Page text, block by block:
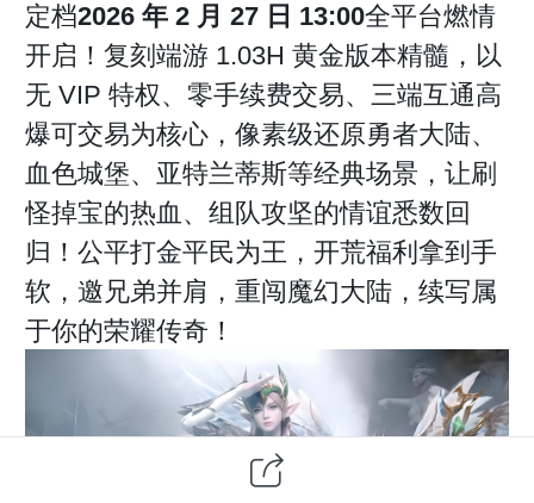
定档2026 年 2 月 27 日 13:00全平台燃情
开启！复刻端游 1.03H 黄金版本精髓，以
无 VIP 特权、零手续费交易、三端互通高
爆可交易为核心，像素级还原勇者大陆、
血色城堡、亚特兰蒂斯等经典场景，让刷
怪掉宝的热血、组队攻坚的情谊悉数回
归！公平打金平民为王，开荒福利拿到手
软，邀兄弟并肩，重闯魔幻大陆，续写属
于你的荣耀传奇！